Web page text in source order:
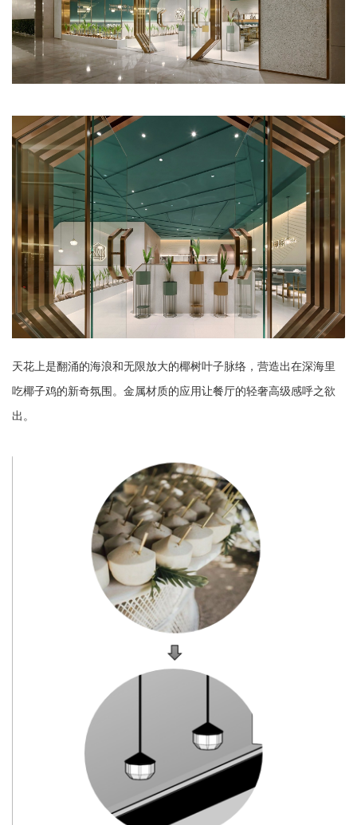
天花上是翻涌的海浪和无限放大的椰树叶子脉络，营造出在深海里
吃椰子鸡的新奇氛围。 金属材质的应用让餐厅的轻奢高级感呼之欲
出。